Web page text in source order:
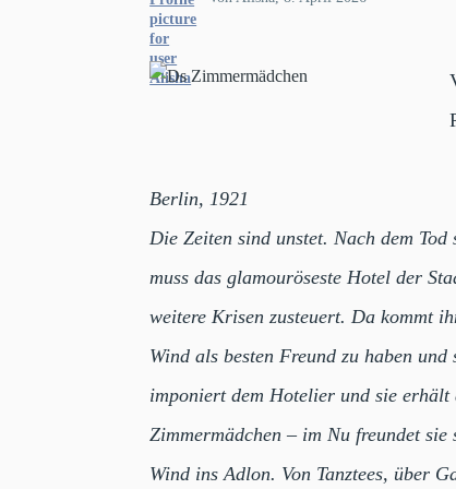
Berlin, 1921
Die Zeiten sind unstet. Nach dem
muss das glamouröseste Hotel der
weitere Krisen zusteuert. Da kommt
Wind als besten Freund zu haben
imponiert dem Hotelier und sie erhält
Zimmermädchen – im Nu freundet
Wind ins Adlon. Von Tanztees, über